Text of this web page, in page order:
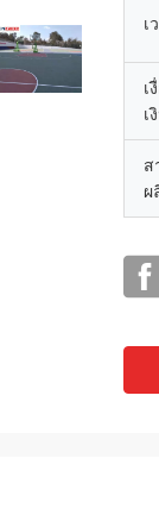
เ
เ
เ
ส
ผ